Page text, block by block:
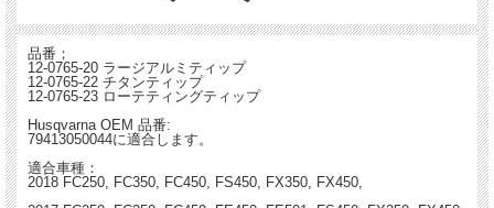
品番；
12-0765-20 ラージアルミティップ
12-0765-22 チタンティップ
12-0765-23 ローテティングティップ
Husqvarna OEM 品番:
79413050044に適合します。
適合車種：
2018 FC250, FC350, FC450, FS450, FX350, FX450,